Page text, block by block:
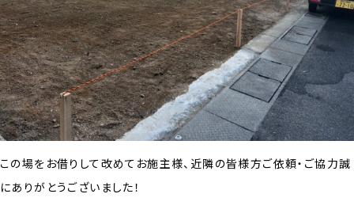
この場をお借りして改めてお施主様、近隣の皆様方ご依頼・ご協力誠
にありがとうございました！